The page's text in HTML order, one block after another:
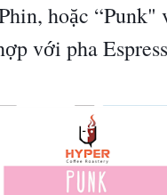
hoặc “Punk"
ợp với pha